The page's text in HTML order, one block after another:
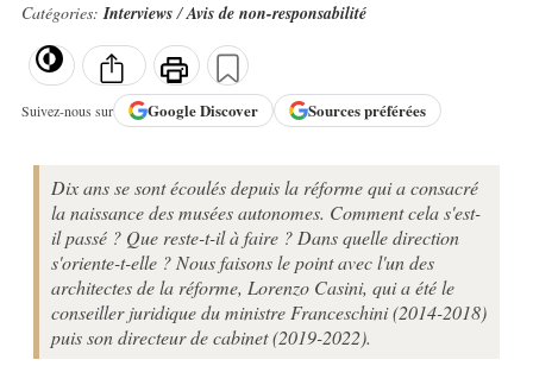
Catégories:Interviews/Avis de non-responsabilité
Suivez-nous sur GoogleDiscover Sources préférées
Dix ans se sont écoulés depuis la réforme qui a consacré
la naissance des musées autonomes. Comment cela s'est-
il passé ? Que reste-t-il à faire ? Dans quelle direction
s'oriente-t-elle ? Nous faisons le point avec l'un des
architectes de la réforme, Lorenzo Casini, qui a été le
conseiller juridique du ministre Franceschini (2014-2018)
puis son directeur de cabinet (2019-2022).